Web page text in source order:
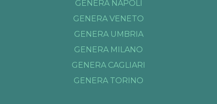
GENERA NAPOLI
GENERA VENETO
GENERA UMBRIA
GENERA MILANO
GENERA CAGLIARI
GENERA TORINO